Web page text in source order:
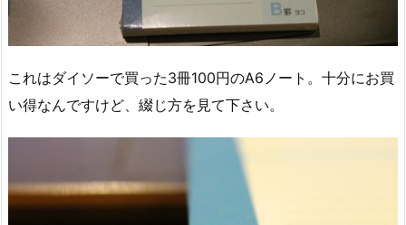
これはダイソーで買った3冊100円のA6ノート。十分にお買
い得なんですけど、綴じ方を見て下さい。